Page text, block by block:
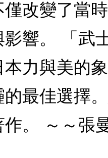
改變了當
響。 「武
力與美的
最佳選擇
。 ～～張